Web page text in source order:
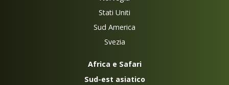
Stati Uniti
Sud America
Svezia
Africa e Safari
Sud-est asiatico